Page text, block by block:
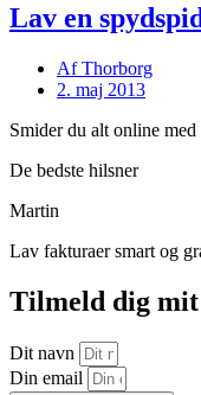
Lav en
AfThorborg
2. maj 2013
Smider du alt online
De bedste hilsner
Martin
Lav fakturaer smart og
Tilmeld dig mit
Dit navn
Din email